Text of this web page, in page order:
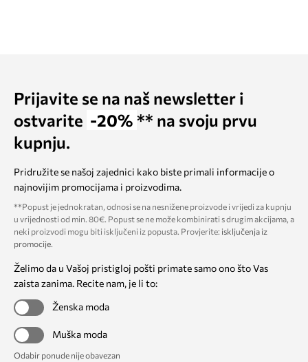
Prijavite se na naš newsletter i
ostvarite -20% ** na svoju prvu
kupnju.
Pridružite se našoj zajednici kako biste primali informacije o
najnovijim promocijama i proizvodima.
**Popust je jednokratan, odnosi se na nesnižene proizvode i vrijedi za kupnju
u vrijednosti od min. 80€. Popust se ne može kombinirati s drugim akcijama, a
neki proizvodi mogu biti isključeni iz popusta. Provjerite: isključenja iz
promocije.
Želimo da u Vašoj pristigloj pošti primate samo ono što Vas
zaista zanima. Recite nam, je li to:
Ženska moda
Muška moda
Odabir ponude nije obavezan